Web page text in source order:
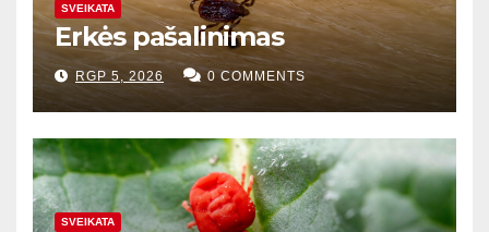
SVEIKATA
Erkės pašalinimas
RGP 5, 2026 0 COMMENTS
SVEIKATA